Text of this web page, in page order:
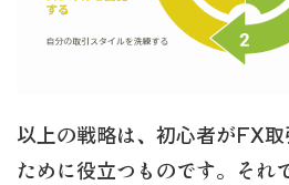
以上の戦略は、初心者がFX
ために役立つものです。それ